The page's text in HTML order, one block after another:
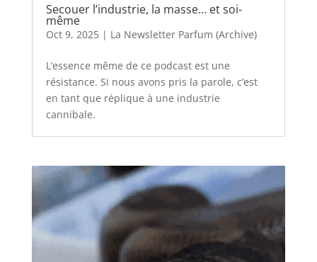
Secouer l’industrie, la masse… et soi-
même
Oct 9, 2025| La Newsletter Parfum (Archive)
L’essence même de ce podcast est une
résistance. Si nous avons pris la parole, c’est
en tant que réplique à une industrie
cannibale.